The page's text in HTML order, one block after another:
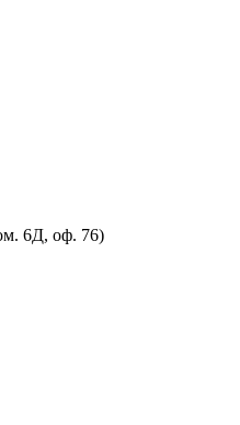
6Д, оф. 76)